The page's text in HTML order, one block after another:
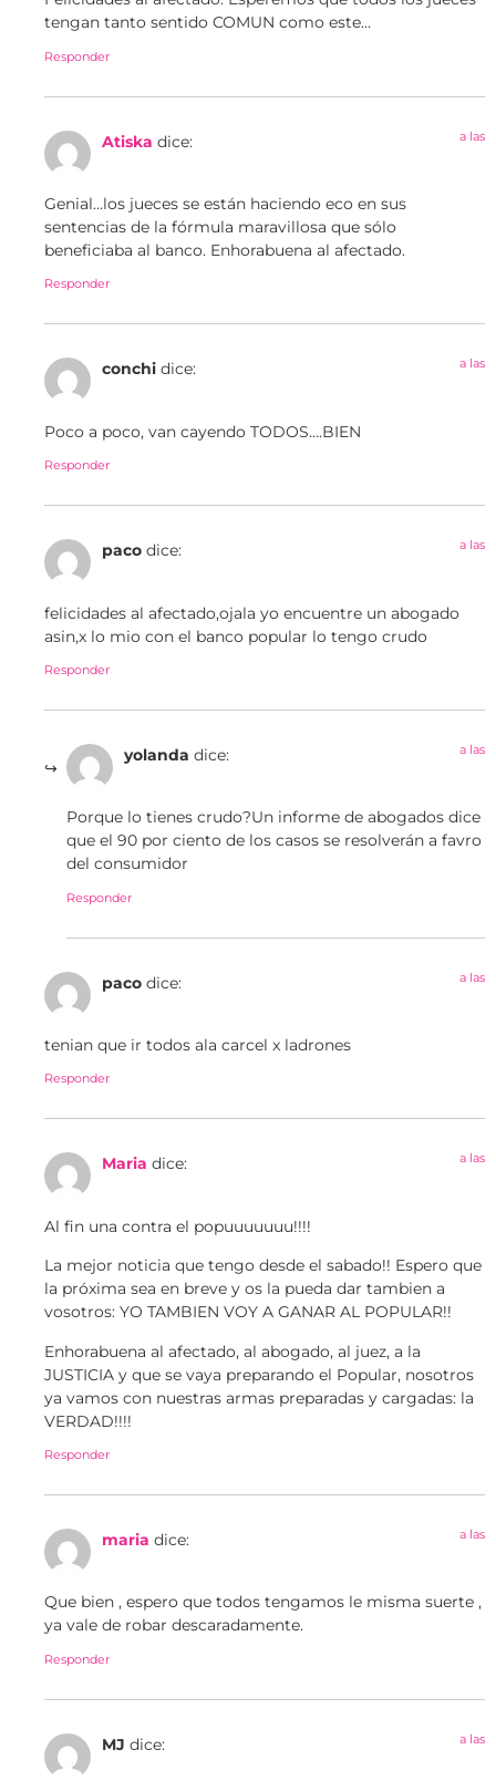
tengan tanto sentido COMUN como este…
Responder
Atiska dice: a las
Genial…los jueces se están haciendo eco en sus
sentencias de la fórmula maravillosa que sólo
beneficiaba al banco. Enhorabuena al afectado.
Responder
conchi dice: a las
Poco a poco, van cayendo TODOS….BIEN
Responder
paco dice: a las
felicidades al afectado,ojala yo encuentre un abogado
asin,x lo mio con el banco popular lo tengo crudo
Responder
yolanda dice: a las
Porque lo tienes crudo?Un informe de abogados dice
que el 90 por ciento de los casos se resolverán a favro
del consumidor
Responder
paco dice: a las
tenian que ir todos ala carcel x ladrones
Responder
Maria dice: a las
Al fin una contra el popuuuuuuu!!!!
La mejor noticia que tengo desde el sabado!! Espero que
la próxima sea en breve y os la pueda dar tambien a
vosotros: YO TAMBIEN VOY A GANAR AL POPULAR!!
Enhorabuena al afectado, al abogado, al juez, a la
JUSTICIA y que se vaya preparando el Popular, nosotros
ya vamos con nuestras armas preparadas y cargadas: la
VERDAD!!!!
Responder
maria dice: a las
Que bien , espero que todos tengamos le misma suerte ,
ya vale de robar descaradamente.
Responder
MJ dice: a las